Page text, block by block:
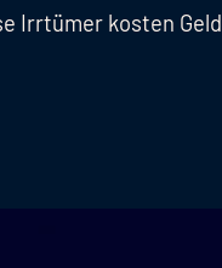
Irrtümer kosten Geld